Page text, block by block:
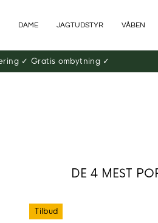
DAME JAGTUDSTYR VÅBEN
✓ Gratis ombytning ✓
DE 4 MEST
Tilbud